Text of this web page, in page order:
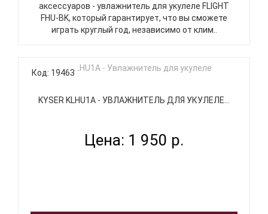
аксессуаров - увлажнитель для укулеле FLIGHT
FHU-BK, который гарантирует, что вы сможете
играть круглый год, независимо от клим..
Код: 19463
KYSER KLHU1A - УВЛАЖНИТЕЛЬ ДЛЯ УКУЛЕЛЕ...
Цена: 1 950 р.